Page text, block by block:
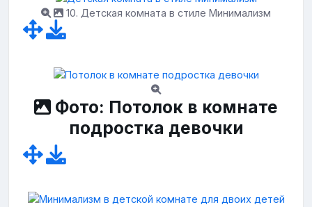
10. Детская комната в стиле Минимализм
Фото: Потолок в комнате
подростка девочки